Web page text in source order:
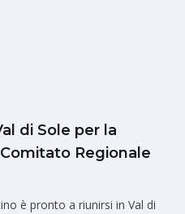
di Sole per la
Regionale
è pronto a riunirsi in Val di